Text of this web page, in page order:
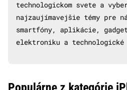
technologickom svete a
najzaujímavejšie témy pre
smartfóny, aplikácie,
elektroniku a